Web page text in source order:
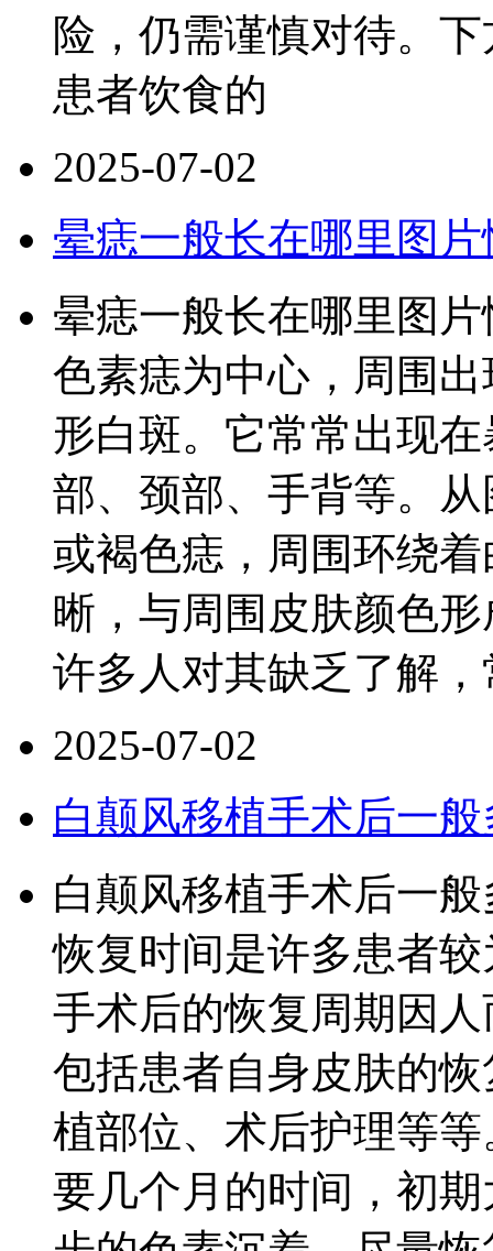
险，仍需谨慎对待。
患者饮食的
2025-07-02
晕痣一般长在哪里图
晕痣一般长在哪里图
色素痣为中心，周围
形白斑。它常常出现
部、颈部、手背等。
或褐色痣，周围环绕
晰，与周围皮肤颜色
许多人对其缺乏了解
2025-07-02
白颠风移植手术后一
白颠风移植手术后一
恢复时间是许多患者
手术后的恢复周期因
包括患者自身皮肤的
植部位、术后护理等
要几个月的时间，初